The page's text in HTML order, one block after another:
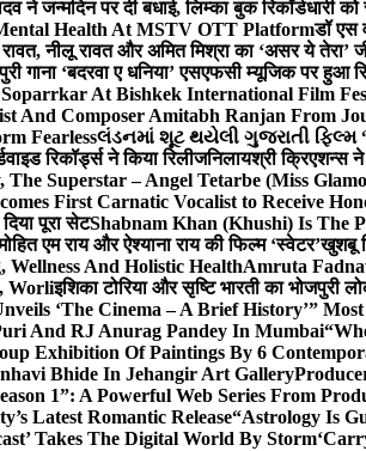
जन्मदिन पर दी बधाई, लिम्का बुक रिकॉर्डधारी को
Health At MSTV OTT Platformडॉ एस
नीलू रावत और अमित मिश्रा का ‘असर ये तेरा’
गाना ‘बदरवा ए धनिया’ एसएफसी म्यूजिक पर
At Bishkek International Film
And Composer Amitabh Ranjan From
Fearlessલંડનમાં શૂટ થયેલી ગુજરાતી
रिकॉर्ड्स ने किया रिलीजनिलायश्री क्रिएशन्स ने
Superstar – Angel Tetarbe (Miss
First Carnatic Vocalist to Receive
पूरा सेटShabnam Khan (Khushi) Is The
एम राय और ऐश्याना राय की फिल्म ‘स्वेटर’खुशबू
And Holistic HealthAmruta
Worliइशिका टोरिया और सृष्टि भारती का भोजपुरी
‘The Cinema – A Brief History’”
And RJ Anurag Pandey In Mumbai
Exhibition Of Paintings By 6
Bhide In Jehangir Art Gallery
1”: A Powerful Web Series From
Latest Romantic Release“Astrology Is
Takes The Digital World By Storm